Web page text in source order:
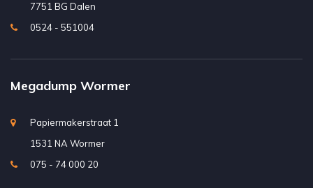
7751 BG Dalen
0524 - 551004
Megadump Wormer
Papiermakerstraat 1
1531 NA Wormer
075 - 74 000 20